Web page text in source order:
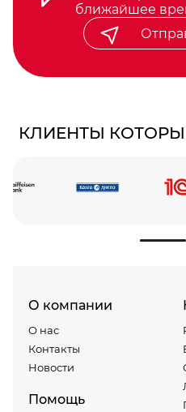
ближайшее
КЛИЕНТЫ
О компании
О нас
Контакты
Новости
Помощь